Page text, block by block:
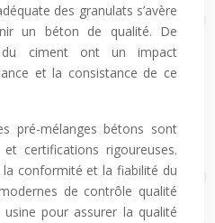
des granulats s’avère
un béton de qualité. De
ciment ont un impact
et la consistance de ce
pré-mélanges bétons sont
certifications rigoureuses.
la conformité et la fiabilité du
de contrôle qualité
pour assurer la qualité